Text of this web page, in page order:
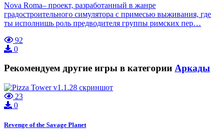
Nova Roma– проект, разработанный в жанре
градостроительного симулятора с примесью выживания, где
ты исполнишь роль предводителя группы римских пер…
92
0
Рекомендуем другие игры в категории Аркады
23
0
Revenge of the Savage Planet